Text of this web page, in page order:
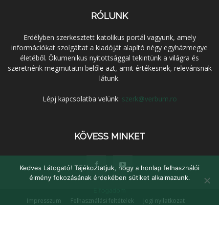
RÓLUNK
Erdélyben szerkesztett katolikus portál vagyunk, amely
információkat szolgáltat a kiadóját alapító négy egyházmegye
életéből. Ökumenikus nyitottsággal tekintünk a világra és
szeretnénk megmutatni belőle azt, amit értékesnek, relevánsnak
látunk.
Lépj kapcsolatba velünk: szerk@verbum.ro
KÖVESS MINKET
Impresszum Felhasználási feltételek
Jogi nyilatkozat
Kedves Látogató! Tájékoztatjuk, hogy a honlap felhasználói
élmény fokozásának érdekében sütiket alkalmazunk.